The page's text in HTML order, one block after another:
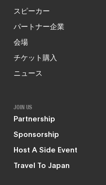
スピーカー
パートナー企業
会場
チケット購入
ニュース
JOIN US
Partnership
Sponsorship
Host A Side Event
Travel To Japan